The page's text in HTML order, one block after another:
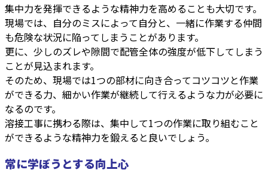
集中力を発揮できるような精神力を高めることも大切です。
現場では、自分のミスによって自分と、一緒に作業する仲間
も危険な状況に陥ってしまうことがあります。
更に、少しのズレや隙間で配管全体の強度が低下してしまう
ことが見込まれます。
そのため、現場では1つの部材に向き合ってコツコツと作業
ができる力、細かい作業が継続して行えるような力が必要に
なるのです。
溶接工事に携わる際は、集中して1つの作業に取り組むこと
ができるような精神力を鍛えると良いでしょう。
常に学ぼうとする向上心